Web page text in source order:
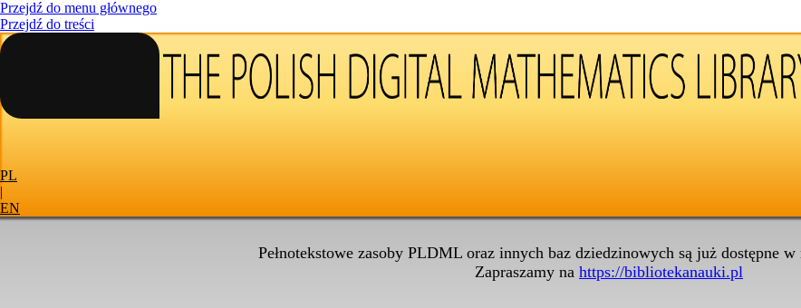
Przejdź do menu głównego
Przejdź do treści
PL
|
EN
Pełnotekstowe zasoby PLDML oraz innych baz dziedzinowych są już dostępne
Zapraszamy na https://bibliotekanauki.pl